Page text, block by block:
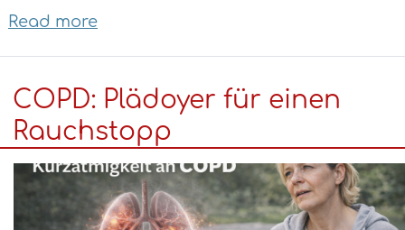
Read more
schon,
wie
man
abgelaufenen
Hustensaft
richtig
COPD: Plädoyer für einen
Rauchstopp